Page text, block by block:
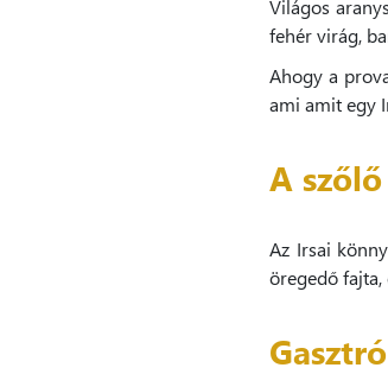
Világos
fehér virág,
Ahogy a
ami amit egy
A szőlő
Az Irsai
öregedő
Gasztró